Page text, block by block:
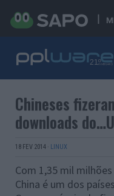
Chineses
downloads
18 FEV 2014 · LINUX
Com 1,35 mil
China é um dos